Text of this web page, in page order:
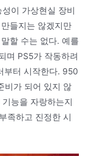
이 가상현실 장비
들지는 않겠지만
할 수는 없다. 예를
며 PS5가 작동하려
부터 시작한다. 950
비가 되어 있지 않
능을 자랑하는지
족하고 진정한 시